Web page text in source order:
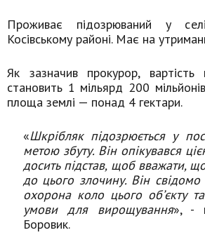
Проживає підозрюваний у
Косівському районі. Має на
Як зазначив прокурор, вартість
становить 1 мільярд 200
площа землі — понад 4 гектари.
«Шкрібляк підозрюється у
метою збуту. Він опікувався
досить підстав, щоб вважати,
до цього злочину. Він
охорона коло цього об’єкту та
умови для вирощування», -
Боровик.